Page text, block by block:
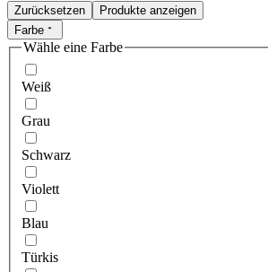
Zurücksetzen
Produkte anzeigen
Farbe
Wähle eine Farbe
Weiß
Grau
Schwarz
Violett
Blau
Türkis